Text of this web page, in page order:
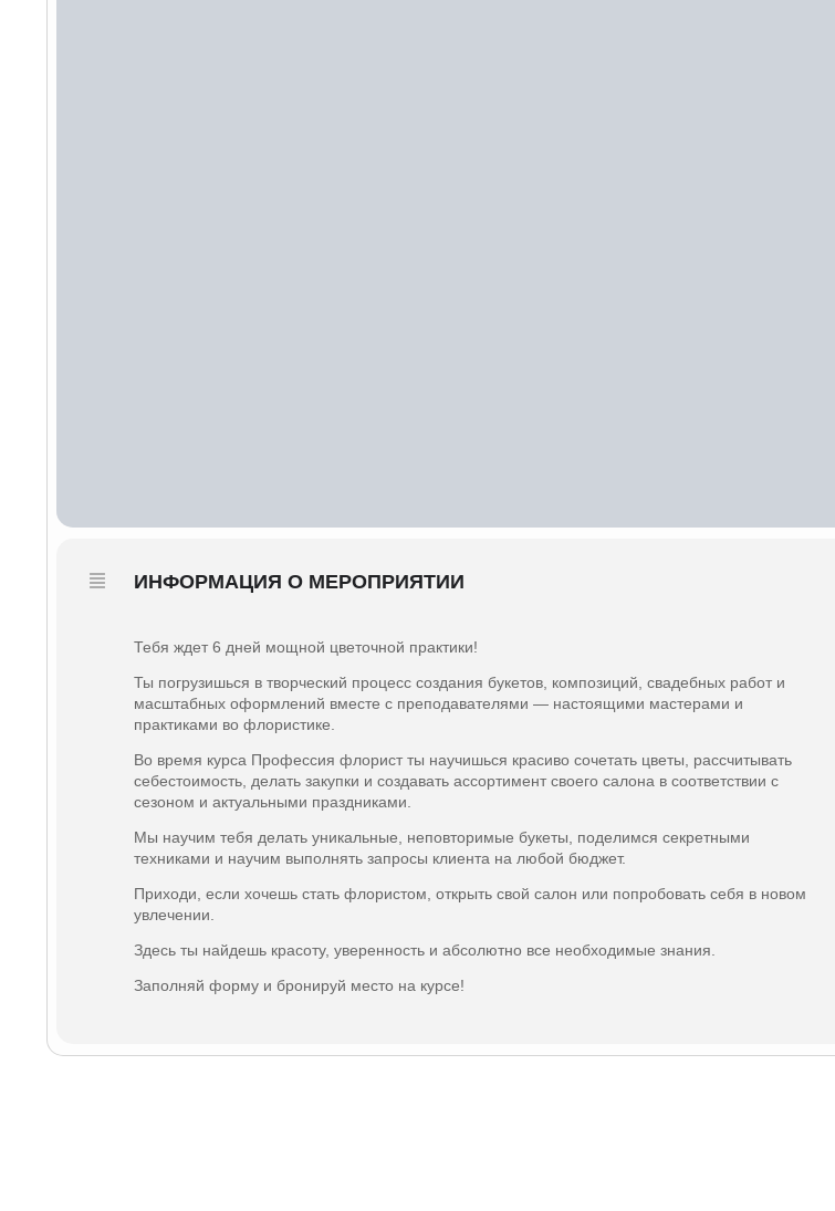
ИНФОРМАЦИЯ О МЕРОПРИЯТИИ
Тебя ждет 6 дней мощной цветочной практики!
Ты погрузишься в творческий процесс создания букетов, композиций, свадебных работ и
масштабных оформлений вместе с преподавателями — настоящими мастерами и
практиками во флористике.
Во время курса Профессия флорист ты научишься красиво сочетать цветы, рассчитывать
себестоимость, делать закупки и создавать ассортимент своего салона в соответствии с
сезоном и актуальными праздниками.
Мы научим тебя делать уникальные, неповторимые букеты, поделимся секретными
техниками и научим выполнять запросы клиента на любой бюджет.
Приходи, если хочешь стать флористом, открыть свой салон или попробовать себя в новом
увлечении.
Здесь ты найдешь красоту, уверенность и абсолютно все необходимые знания.
Заполняй форму и бронируй место на курсе!